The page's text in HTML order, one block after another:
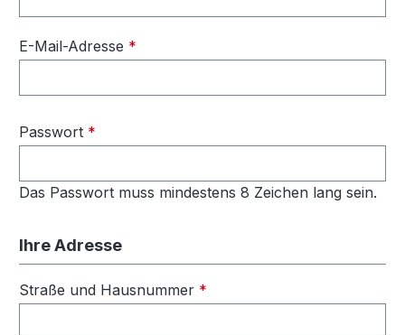
E-Mail-Adresse *
Passwort *
Das Passwort muss mindestens 8 Zeichen lang sein.
Ihre Adresse
Straße und Hausnummer *